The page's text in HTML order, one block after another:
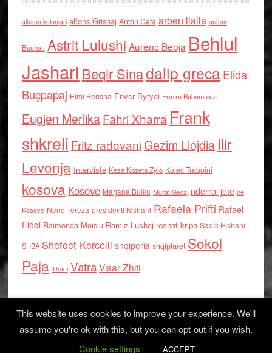
albano kolonjari alfons Grishaj Anton Cefa arben llalla asllan
Bushati Astrit Lulushi Aurenc Bebja Behlul
Jashari Beqir Sinadalip grecaElida
Buçpapaj Elmi Berisha Enver Bytyci Ermira Babamusta
Eugjen MerlikaFahri Xharra Frank
shkreli Fritz radovaniGezim Llojdia Ilir
Levonja Interviste Keze Kozeta Zylo Kolec Traboini
kosova Kosove Marjana Bulku Murat Gecaj nderroi jete ne
Kosove Nene Tereza presidenti Nishani Rafaela Prifti Rafael
Floqi Raimonda Moisiu Ramiz Lushaj reshat kripa Sadik Elshani
SHBA Shefqet Kercelli shqiperia shqiptaret Sokol
Paja Thaci VatraVisar Zhiti
Log in
This website uses cookies to improve your experience. We'll
assume you're ok with this, but you can opt-out if you wish.
Cookie settings
ACCEPT